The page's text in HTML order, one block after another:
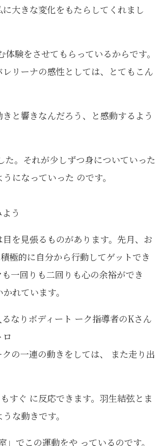
大きな変化をもたらしてくれまし
験をさせてもらっているからです。
リーナの感性としては、とてもこん
と響きなんだろう、と感動するよう
。それが少しずつ身についていった
になっていった のです。
う
を見張るものがあります。先月、お
極的に自分から行動してゲットでき
一回りも二回りも心の余裕ができ
れています。
なりボディート ーク指導者のKさん
の一連の動きをしては、 また走り出
すぐ に反応できます。羽生結弦とま
な動きです。
でこの運動をや っているのです。